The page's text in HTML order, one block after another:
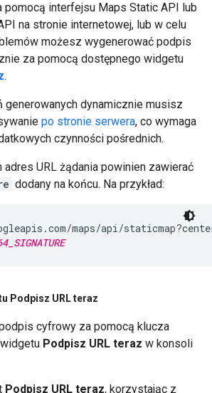
pomocą interfejsu Maps Static API lub
na stronie internetowej, lub w celu
możesz wygenerować podpis
za pomocą dostępnego widgetu
.
generowanych dynamicznie musisz
po stronie serwera, co wymaga
czynności pośrednich.
adres URL żądania powinien zawierać
dodany na końcu. Na przykład:
maps/api/
Podpisz URL teraz
cyfrowy za pomocą klucza
Podpisz URL teraz w konsoli
Podpisz URL teraz, korzystając z